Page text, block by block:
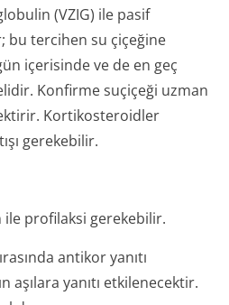
(VZIG) ile pasif
bu tercihen su çiçeğine
içerisinde ve de en geç
Konfirme suçiçeği uzman
Kortikosteroidler
gerekebilir.
profilaksi gerekebilir.
antikor yanıtı
aşılara yanıtı etkilenecektir.